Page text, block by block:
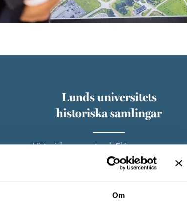
Om
Lunds universitets
historiska samlingar
Historiska museet och Skissernas museum
flyttar ”Öppna samlingar” till nya lokaler på
Surkålen 1.
Läs mer